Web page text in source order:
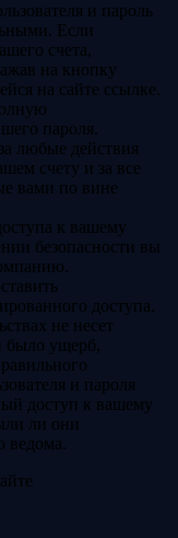
и пароль
Если
счета,
на кнопку
на сайте ссылке.
пароля.
любые действия
счету и за все
вами по вине
к вашему
безопасности вы
доступа.
не несет
было ущерб,
и пароля
доступ к вашему
ли они
ведома.